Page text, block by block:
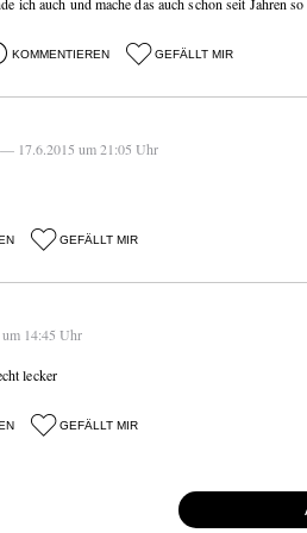
KOMMENTIEREN GEFÄLLT MIR
— 17.6.2015 um 21:05 Uhr
GEFÄLLT MIR
14:45 Uhr
lecker
GEFÄLLT MIR